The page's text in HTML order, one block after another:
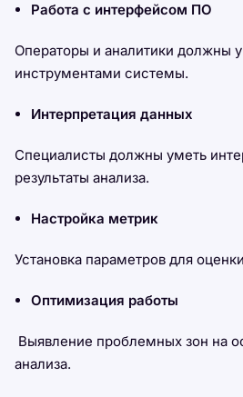
Работа с интерфейсом ПО
Операторы и аналитики должны
инструментами системы.
Интерпретация данных
Специалисты должны уметь
результаты анализа.
Настройка метрик
Установка параметров для
Оптимизация работы
Выявление проблемных зон на
анализа.